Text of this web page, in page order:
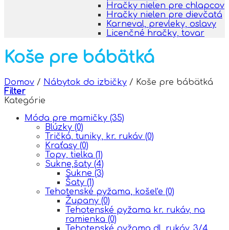
Hračky nielen pre chlapcov
Hračky nielen pre dievčatá
Karneval, prevleky, oslavy
Licenčné hračky, tovar
Koše pre bábätká
Domov / Nábytok do izbičky / Koše pre bábätká
Filter
Kategórie
Móda pre mamičky (35)
Blúzky (0)
Tričká, tuniky, kr. rukáv (0)
Kraťasy (0)
Topy, tielka (1)
Sukne,šaty (4)
Sukne (3)
Šaty (1)
Tehotenské pyžama, košeľe (0)
Župany (0)
Tehotenské pyžama kr. rukáv, na
ramienka (0)